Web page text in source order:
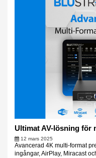
Ultimat AV-lösning för
12 mars 2025
Avancerad 4K multi-format
ingångar, AirPlay, Miracast